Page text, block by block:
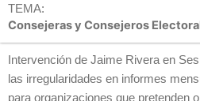
TEMA:
Consejeras y Consejeros
Intervención de Jaime Rivera en
las irregularidades en informes
para organizaciones que pretenden